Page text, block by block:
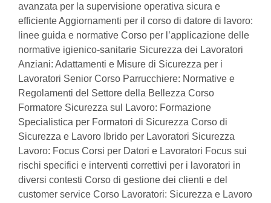
avanzata per la supervisione operativa sicura e
efficiente Aggiornamenti per il corso di datore di lavoro:
linee guida e normative Corso per l’applicazione delle
normative igienico-sanitarie Sicurezza dei Lavoratori
Anziani: Adattamenti e Misure di Sicurezza per i
Lavoratori Senior Corso Parrucchiere: Normative e
Regolamenti del Settore della Bellezza Corso
Formatore Sicurezza sul Lavoro: Formazione
Specialistica per Formatori di Sicurezza Corso di
Sicurezza e Lavoro Ibrido per Lavoratori Sicurezza
Lavoro: Focus Corsi per Datori e Lavoratori Focus sui
rischi specifici e interventi correttivi per i lavoratori in
diversi contesti Corso di gestione dei clienti e del
customer service Corso Lavoratori: Sicurezza e Lavoro